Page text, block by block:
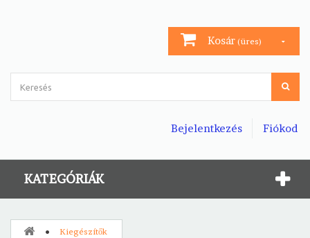
Kosár (üres)
Fiókod
Bejelentkezés
KATEGÓRIÁK
Kiegészítők